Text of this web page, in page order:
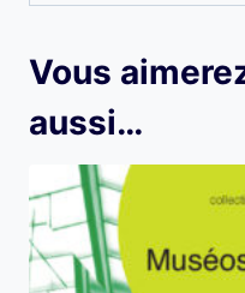
Vous
aussi…